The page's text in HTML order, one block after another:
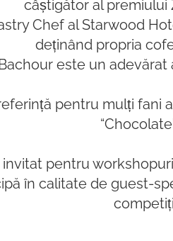
câștigător al premiului
Chef al Starwood
deținând propria
este un
pentru mulți fani
pentru
în calitate de guest-